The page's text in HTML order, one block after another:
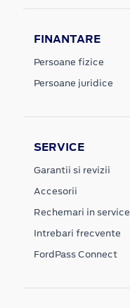
FINANTARE
Persoane fizice
Persoane juridice
SERVICE
Garantii si revizii
Accesorii
Rechemari in service
Intrebari frecvente
FordPass Connect